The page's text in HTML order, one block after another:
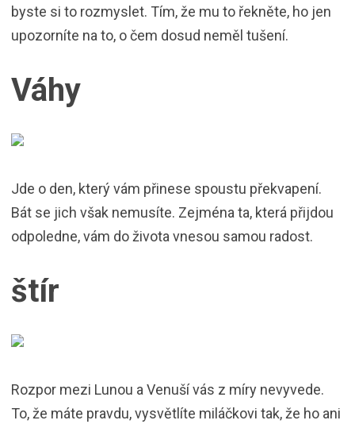
byste si to rozmyslet. Tím, že mu to řekněte, ho jen
upozorníte na to, o čem dosud neměl tušení.
Váhy
Jde o den, který vám přinese spoustu překvapení.
Bát se jich však nemusíte. Zejména ta, která přijdou
odpoledne, vám do života vnesou samou radost.
štír
Rozpor mezi Lunou a Venuší vás z míry nevyvede.
To, že máte pravdu, vysvětlíte miláčkovi tak, že ho ani